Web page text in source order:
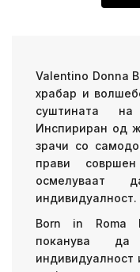
Valentino Donna
храбар и
суштината на
Инспириран од
зрачи со
прави
осмелуваат
индивидуалност.
Born in Roma
поканува
индивидуалност